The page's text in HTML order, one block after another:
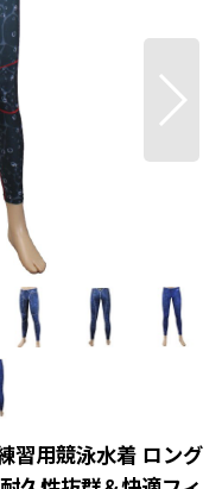
習用競泳水着 ロング